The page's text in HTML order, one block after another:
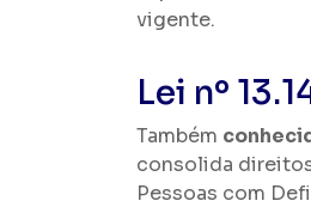
vigente.
Lei nº
Também
consolida
Pessoas com